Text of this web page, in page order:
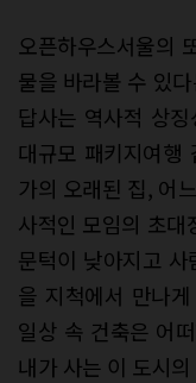
오픈하우스서울의
물을 바라볼 수 있
답사는 역사적 상
대규모 패키지여행
가의 오래된 집, 어
사적인 모임의 초대
문턱이 낮아지고
을 지척에서 만나
일상 속 건축은 어
내가 사는 이 도시